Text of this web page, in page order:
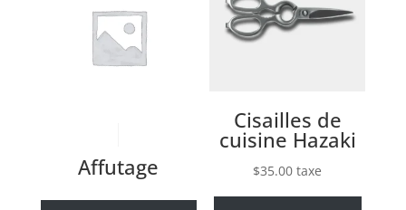
Affutage
Cisailles de
cuisine Hazaki
$35.00 taxe